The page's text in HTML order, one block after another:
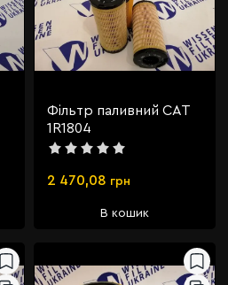
Фільтр паливний CAT
1R1804
2 470,08 грн
В кошик